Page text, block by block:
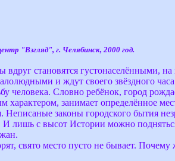
"Взгляд", г. Челябинск, 2000 год.
становятся густонаселёнными, на
и ждут своего звёздного
человека. Словно ребёнок, город
занимает определённое
Неписаные законы городского бытия
И лишь с высот Истории можно
свято место пусто не бывает. Почему